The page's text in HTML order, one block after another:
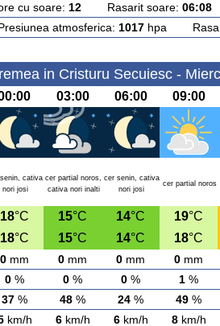
cu soare: 12Rasarit soare: 06:08
atmosferica: 1017hpa
in Cristuru Secuiesc -
03:00 06:00 09:00
cativa
nori josi
cer partial noros,
cativa nori inalti
cer senin, cativa
nori josi
cer partial noros
18°C 15°C 14°C 19°C
18°C 15°C 14°C 18°C
0 mm 0 mm 0 mm 0 mm
0 % 0 % 0 % 1 %
37 % 48 % 24 % 49 %
km/h 6km/h 6km/h 8km/h